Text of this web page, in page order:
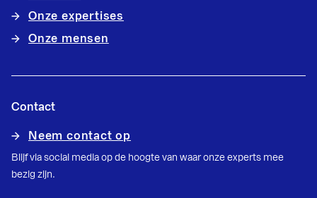
Onze expertises
Onze mensen
Contact
Neem contact op
Blijf via social media op de hoogte van waar onze experts mee
bezig zijn.